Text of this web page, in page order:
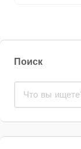
Поиск